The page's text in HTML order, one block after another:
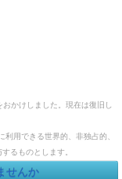
かけしました。現在は復旧し
用できる世界的、非独占的、
るものとします。
せんか